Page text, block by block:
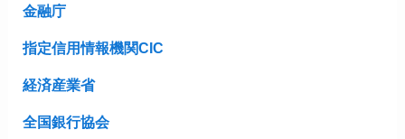
金融庁
指定信用情報機関CIC
経済産業省
全国銀行協会